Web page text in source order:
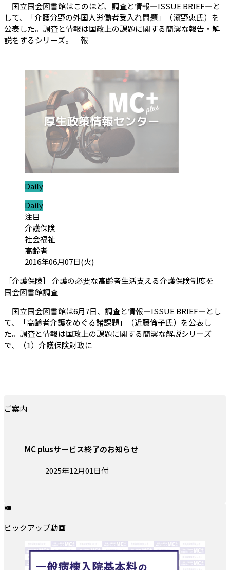
国立国会図書館はこのほど、調査と情報―ISSUE BRIEF―と
して、「介護分野の外国人労働者受入れ問題」（濱野恵氏）を
公表した。調査と情報は国政上の課題に関する簡潔な報告・解
説をするシリーズ。 報
ジャンル:
Daily
ジャンル:
Daily
カテゴリ:
注目
介護保険
社会福祉
高齢者
投稿日:2016年06月07日(火)
［介護保険］ 介護の必要な高齢者生活支える介護保険制度を
国会図書館調査（会員限定記事）
国立国会図書館は6月7日、調査と情報―ISSUE BRIEF―とし
て、「高齢者介護をめぐる諸課題」（近藤倫子氏）を公表し
た。調査と情報は国政上の課題に関する簡潔な解説シリーズ
で、（1）介護保険財政に
ご案内
MC plusサービス終了のお知らせ
投稿日:2025年12月01日付
ピックアップ動画